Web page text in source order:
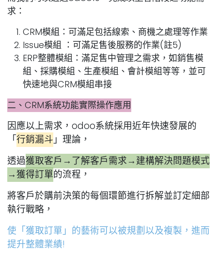
求：
CRM模組：可滿足包括線索、商機之處理等作業
Issue模組 ：可滿足售後服務的作業(註5)
ERP整體模組：滿足售中管理之需求，如銷售模
組、採購模組、生產模組、會計模組等等，並可
快速地與CRM模組串接
二、CRM系統功能實際操作應用
因應以上需求，odoo系統採用近年快速發展的
「行銷漏斗」理論，
透過獲取客戶→了解客戶需求→建構解決問題模式
→獲得訂單的流程，
將客戶於購前決策的每個環節進行拆解並訂定細部
執行戰略，
使「獲取訂單」的藝術可以被規劃以及複製，進而
提升整體業績!